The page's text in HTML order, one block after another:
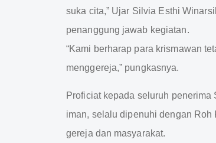
suka cita,” Ujar Silvia Esthi
penanggung jawab kegiatan.
“Kami berharap para krismawan
menggereja,” pungkasnya.
Proficiat kepada seluruh
iman, selalu dipenuhi dengan Roh
gereja dan masyarakat.